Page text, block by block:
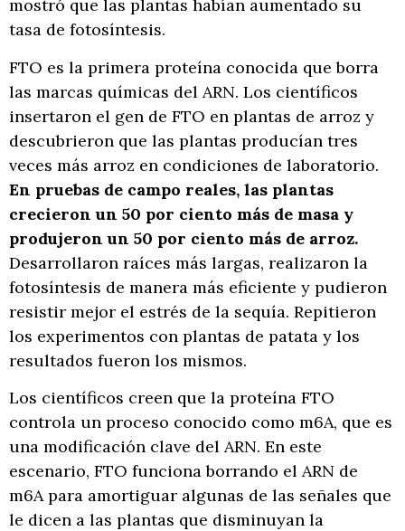
mostró que las plantas habían aumentado su
tasa de fotosíntesis.
FTO es la primera proteína conocida que borra
las marcas químicas del ARN. Los científicos
insertaron el gen de FTO en plantas de arroz y
descubrieron que las plantas producían tres
veces más arroz en condiciones de laboratorio.
En pruebas de campo reales, las plantas
crecieron un 50 por ciento más de masa y
produjeron un 50 por ciento más de arroz.
Desarrollaron raíces más largas, realizaron la
fotosíntesis de manera más eficiente y pudieron
resistir mejor el estrés de la sequía. Repitieron
los experimentos con plantas de patata y los
resultados fueron los mismos.
Los científicos creen que la proteína FTO
controla un proceso conocido como m6A, que es
una modificación clave del ARN. En este
escenario, FTO funciona borrando el ARN de
m6A para amortiguar algunas de las señales que
le dicen a las plantas que disminuyan la